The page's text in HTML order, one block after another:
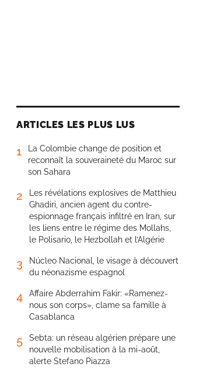
ARTICLES LES PLUS LUS
1
La Colombie change de position et
reconnaît la souveraineté du Maroc sur
son Sahara
2
Les révélations explosives de Matthieu
Ghadiri, ancien agent du contre-
espionnage français infiltré en Iran, sur
les liens entre le régime des Mollahs,
le Polisario, le Hezbollah et l’Algérie
3
Núcleo Nacional, le visage à découvert
du néonazisme espagnol
4
Affaire Abderrahim Fakir: «Ramenez-
nous son corps», clame sa famille à
Casablanca
5
Sebta: un réseau algérien prépare une
nouvelle mobilisation à la mi-août,
alerte Stefano Piazza